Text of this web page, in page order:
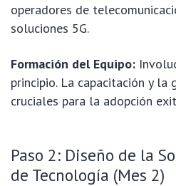
operadores de
soluciones 5G.
Formación del Equipo:
principio. La capacitación y la
cruciales para la adopción
Paso 2: Diseño de la
de Tecnología (Mes 2)